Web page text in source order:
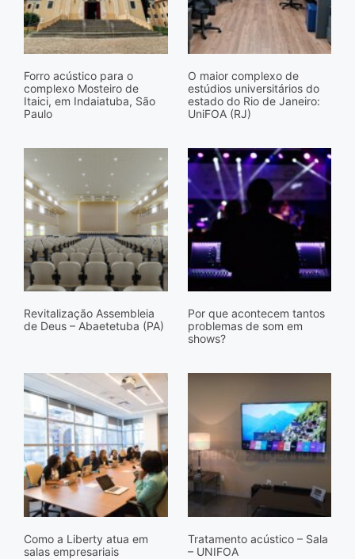
Forro acústico para o
complexo Mosteiro de
Itaici, em Indaiatuba, São
Paulo
O maior complexo de
estúdios universitários do
estado do Rio de Janeiro:
UniFOA (RJ)
Revitalização Assembleia
de Deus – Abaetetuba (PA)
Por que acontecem tantos
problemas de som em
shows?
Como a Liberty atua em
salas empresariais
Tratamento acústico – Sala
– UNIFOA